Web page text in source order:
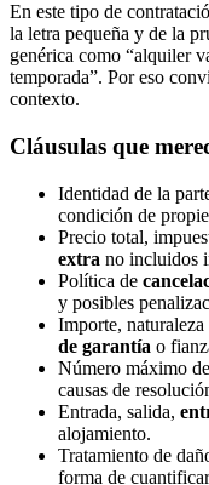
En este tipo de
la letra pequeña y de la
genérica como “alquiler
temporada”. Por eso
contexto.
Cláusulas que
Identidad de la
condición de
Precio total,
extra no incluidos
Política de
y posibles
Importe,
de garantía o
Número máximo
causas de
Entrada, salida,
alojamiento.
Tratamiento de
forma de